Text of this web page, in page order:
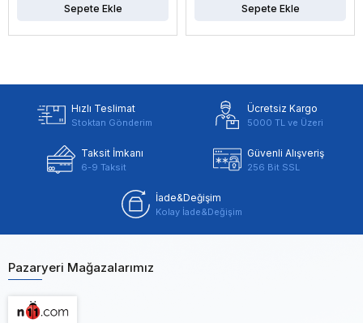
Sepete Ekle Sepete Ekle
Hızlı Teslimat
Stoktan Gönderim
Ücretsiz Kargo
5000 TL ve Üzeri
Taksit İmkanı
6-9 Taksit
Güvenli Alışveriş
256 Bit SSL
İade&Değişim
Kolay İade&Değişim
Pazaryeri Mağazalarımız